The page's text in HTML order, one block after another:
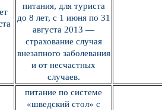
питания, для туриста
до 8 лет, с 1 июня по 31
августа 2013 —
страхование случая
внезапного заболевания
и от несчастных
случаев.
питание по системе
«шведский стол» с